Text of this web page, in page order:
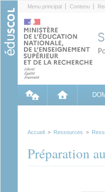
Menu principal Contenu
Accueil > Ressources >
Préparation